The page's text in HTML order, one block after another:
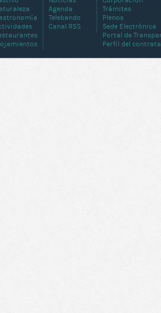
Trámites
Plenos
Sede Electrónica
Portal de
Perfil del
Agenda
Telebando
Canal RSS